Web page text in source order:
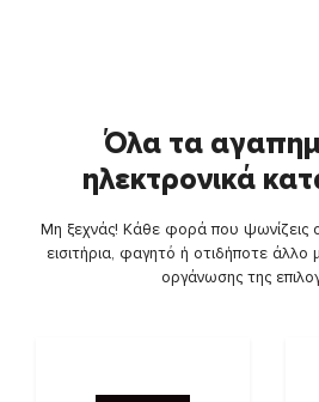
Όλα τα
ηλεκτρονικά
Μη ξεχνάς! Κάθε φορά που ψωνίζεις
εισιτήρια, φαγητό ή οτιδήποτε άλλο
οργάνωσης της